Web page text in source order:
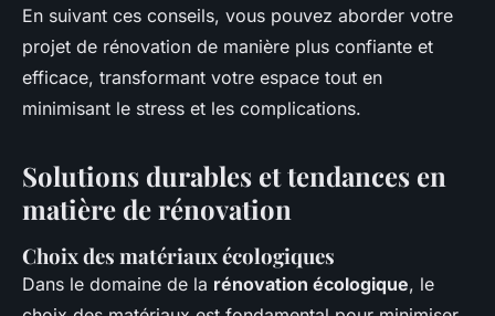
En suivant ces conseils, vous pouvez aborder votre
projet de rénovation de manière plus confiante et
efficace, transformant votre espace tout en
minimisant le stress et les complications.
Solutions durables et tendances en
matière de rénovation
Choix des matériaux écologiques
Dans le domaine de la rénovation écologique, le